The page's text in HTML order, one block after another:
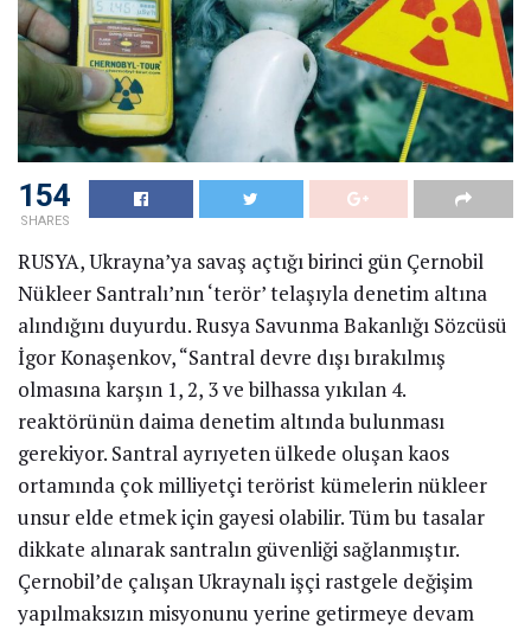
154
SHARES
RUSYA, Ukrayna’ya savaş açtığı birinci gün Çernobil
Nükleer Santralı’nın ‘terör’ telaşıyla denetim altına
alındığını duyurdu. Rusya Savunma Bakanlığı Sözcüsü
İgor Konaşenkov, “Santral devre dışı bırakılmış
olmasına karşın 1, 2, 3 ve bilhassa yıkılan 4.
reaktörünün daima denetim altında bulunması
gerekiyor. Santral ayrıyeten ülkede oluşan kaos
ortamında çok milliyetçi terörist kümelerin nükleer
unsur elde etmek için gayesi olabilir. Tüm bu tasalar
dikkate alınarak santralın güvenliği sağlanmıştır.
Çernobil’de çalışan Ukraynalı işçi rastgele değişim
yapılmaksızın misyonunu yerine getirmeye devam